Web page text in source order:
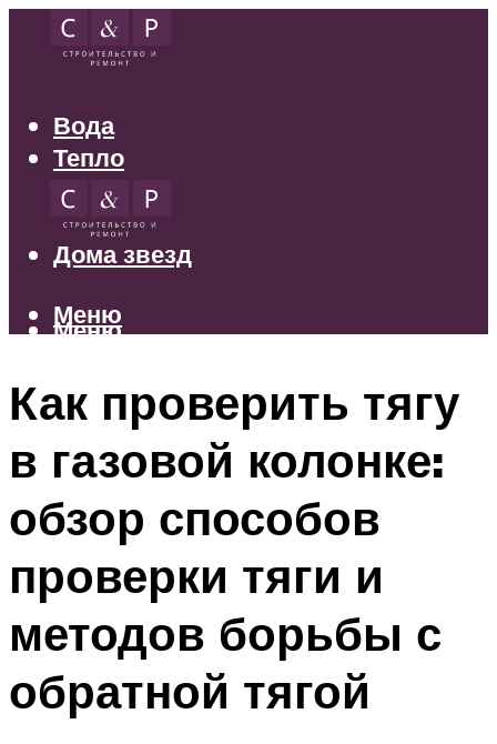
Вода
Тепло
Электрика
Свет
Дома звезд
Меню
Меню
Как проверить тягу
в газовой колонке:
обзор способов
проверки тяги и
методов борьбы с
обратной тягой